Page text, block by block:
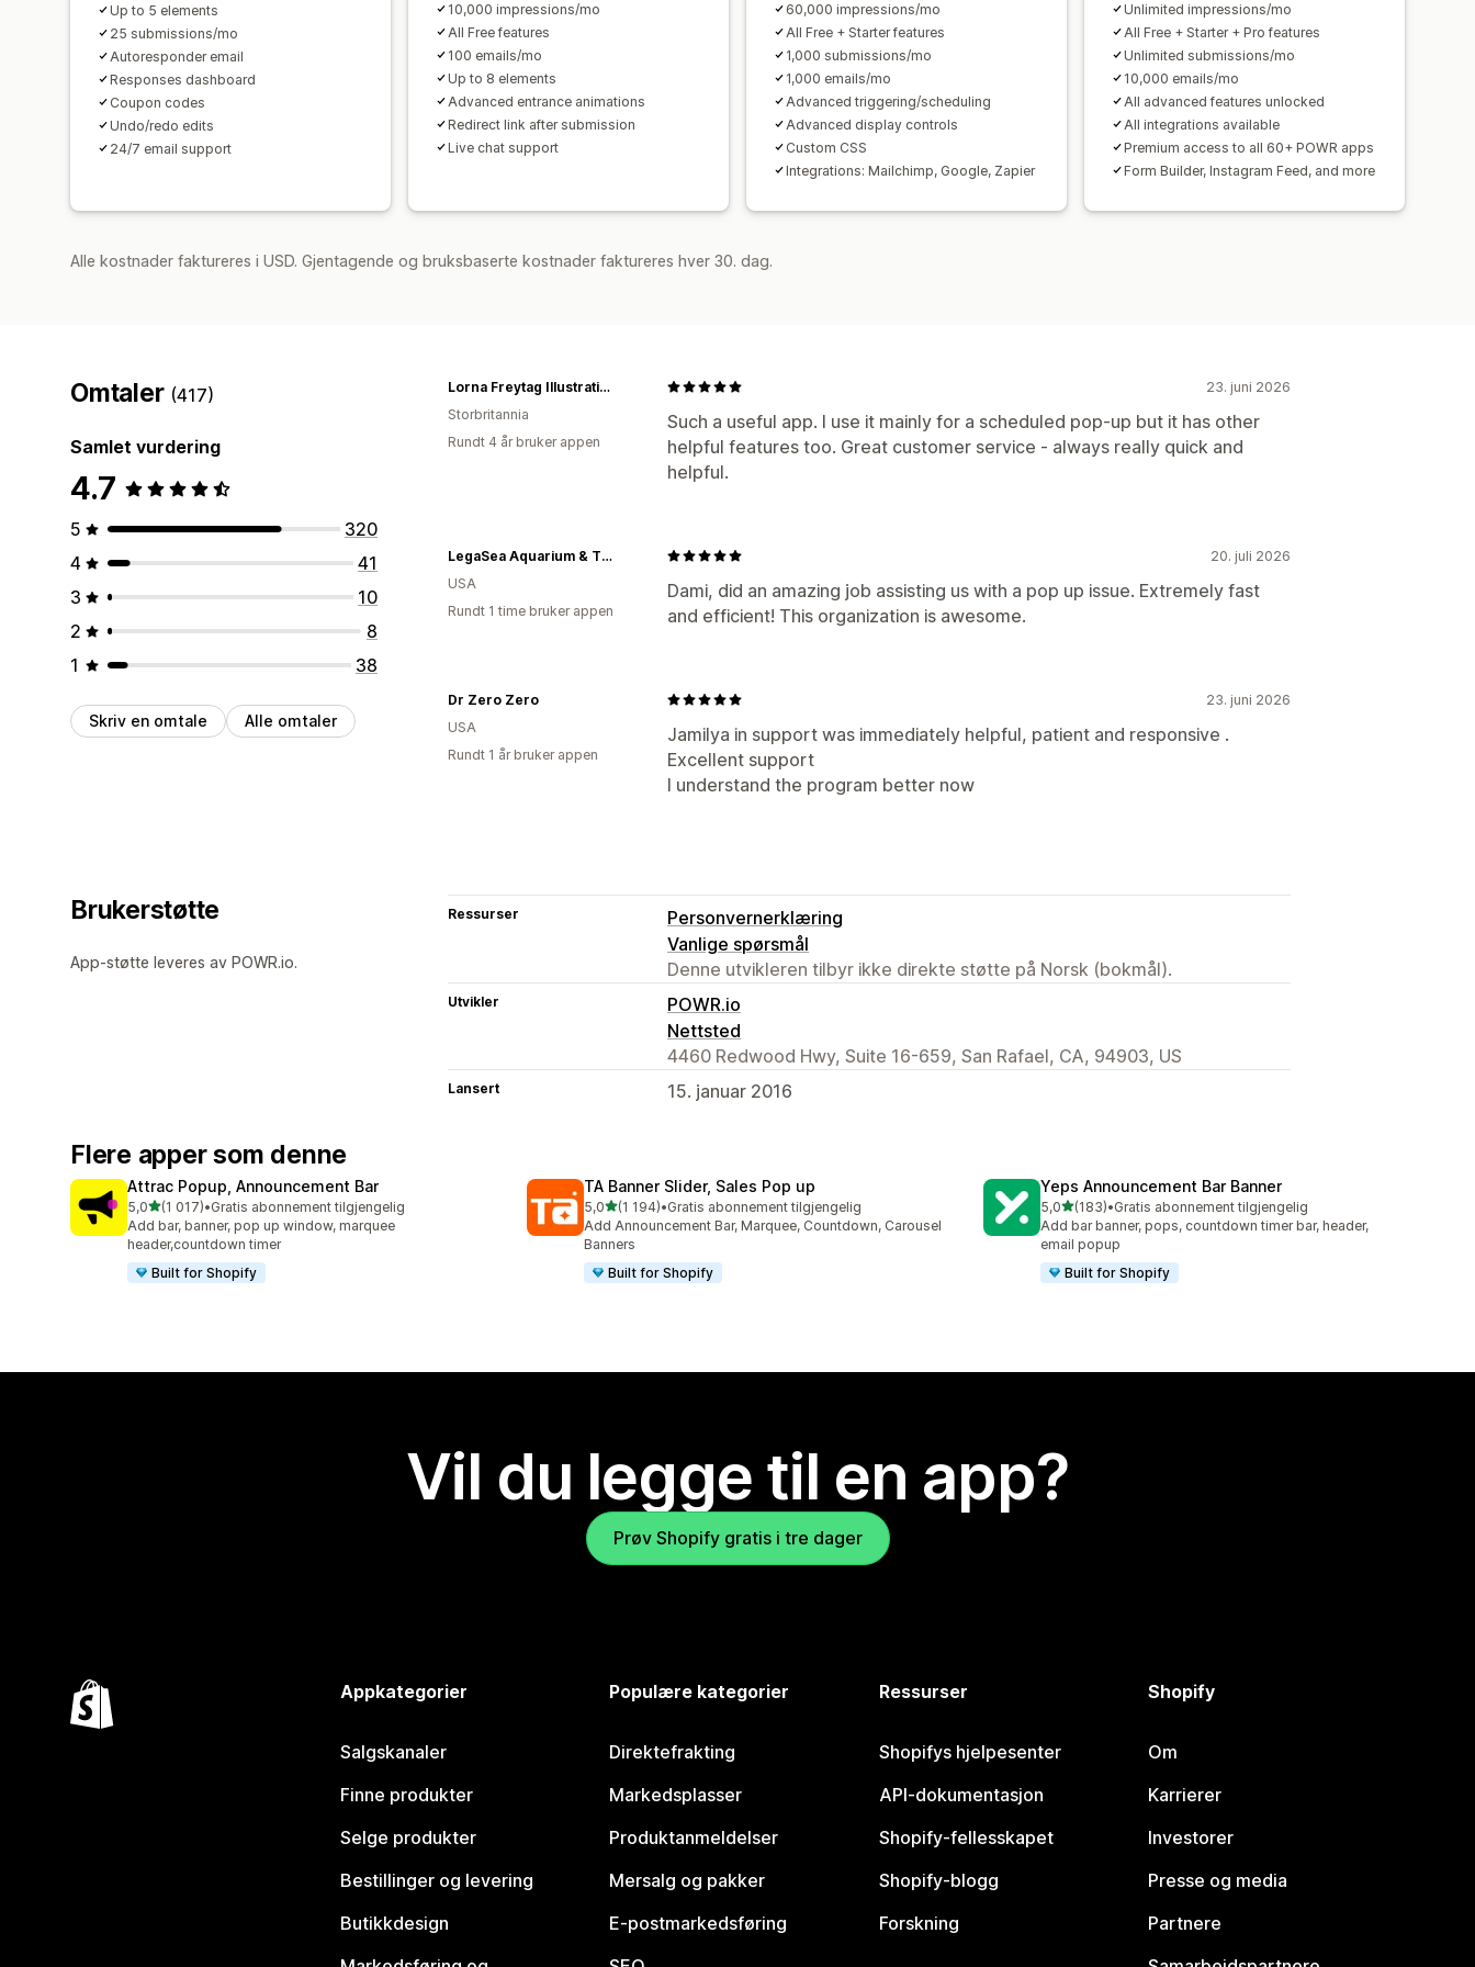
Up to 5 elements
25 submissions/mo
Autoresponder email
Responses dashboard
Coupon codes
Undo/redo edits
24/7 email support
10,000 impressions/mo
All Free features
100 emails/mo
Up to 8 elements
Advanced entrance animations
Redirect link after submission
Live chat support
60,000 impressions/mo
All Free + Starter features
1,000 submissions/mo
1,000 emails/mo
Advanced triggering/scheduling
Advanced display controls
Custom CSS
Integrations: Mailchimp, Google, Zapier
Unlimited impressions/mo
All Free + Starter + Pro features
Unlimited submissions/mo
10,000 emails/mo
All advanced features unlocked
All integrations available
Premium access to all 60+ POWR apps
Form Builder, Instagram Feed, and more
Alle kostnader faktureres i USD. Gjentagende og bruksbaserte kostnader faktureres hver 30. dag.
Omtaler (417)
Samlet vurdering
4.7
5
320
4
41
3
10
2
8
1
38
Skriv en omtale Alle omtaler
23. juni 2026
Such a useful app. I use it mainly for a scheduled pop-up but it has other
helpful features too. Great customer service - always really quick and
helpful.
Lorna Freytag Illustration
Storbritannia
Rundt 4 år bruker appen
20. juli 2026
Dami, did an amazing job assisting us with a pop up issue. Extremely fast
and efficient! This organization is awesome.
LegaSea Aquarium & The Reptarium
USA
Rundt 1 time bruker appen
23. juni 2026
Jamilya in support was immediately helpful, patient and responsive .
Excellent support
I understand the program better now
Dr Zero Zero
USA
Rundt 1 år bruker appen
Brukerstøtte
App-støtte leveres av POWR.io.
Ressurser
Personvernerklæring
Vanlige spørsmål
Denne utvikleren tilbyr ikke direkte støtte på Norsk (bokmål).
Utvikler
POWR.io
Nettsted
4460 Redwood Hwy, Suite 16-659, San Rafael, CA, 94903, US
Lansert 15. januar 2016
Flere apper som denne
Attrac Popup, Announcement Bar
5,0av 5 stjerner
(1 017)
Totalt 1017 omtaler
•Gratis abonnement tilgjengelig
Add bar, banner, pop up window, marquee
header,countdown timer
Built for Shopify
TA Banner Slider, Sales Pop up
5,0av 5 stjerner
(1 194)
Totalt 1194 omtaler
•Gratis abonnement tilgjengelig
Add Announcement Bar, Marquee, Countdown, Carousel
Banners
Built for Shopify
Yeps Announcement Bar Banner
5,0av 5 stjerner
(183)
Totalt 183 omtaler
•Gratis abonnement tilgjengelig
Add bar banner, pops, countdown timer bar, header,
email popup
Built for Shopify
Vil du legge til en app?
Prøv Shopify gratis i tre dager
Appkategorier
Salgskanaler
Finne produkter
Selge produkter
Bestillinger og levering
Butikkdesign
Populære kategorier
Direktefrakting
Markedsplasser
Produktanmeldelser
Mersalg og pakker
E-postmarkedsføring
Ressurser
Shopifys hjelpesenter
API-dokumentasjon
Shopify-fellesskapet
Shopify-blogg
Forskning
Shopify
Om
Karrierer
Investorer
Presse og media
Partnere